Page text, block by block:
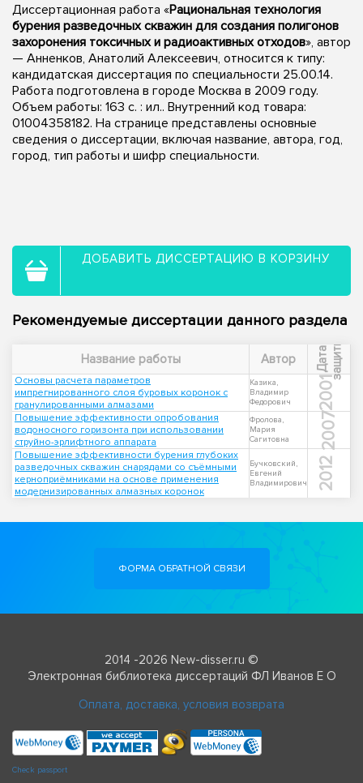
Диссертационная работа «Рациональная технология
бурения разведочных скважин для создания полигонов
захоронения токсичных и радиоактивных отходов», автор
— Анненков, Анатолий Алексеевич, относится к типу:
кандидатская диссертация по специальности 25.00.14.
Работа подготовлена в городе Москва в 2009 году.
Объем работы: 163 с. : ил.. Внутренний код товара:
01004358182. На странице представлены основные
сведения о диссертации, включая название, автора, год,
город, тип работы и шифр специальности.
ДОБАВИТЬ ДИССЕРТАЦИЮ В КОРЗИНУ
Рекомендуемые диссертации данного раздела
Название работы Автор Д
а
т
а
з
а
щ
и
т ы
Основы расчета параметров
импрегнированного слоя буровых коронок с
гранулированными алмазами
Казика,
Владимир
Федорович
2001
Повышение эффективности опробования
водоносного горизонта при использовании
струйно-эрлифтного аппарата
Фролова,
Мария
Сагитовна
2007
Повышение эффективности бурения глубоких
разведочных скважин снарядами со съёмными
керноприёмниками на основе применения
модернизированных алмазных коронок
Бучковский,
Евгений
Владимирович
2012
ФОРМА ОБРАТНОЙ СВЯЗИ
2014 -2026 New-disser.ru ©
Электронная библиотека диссертаций ФЛ Иванов Е О
Оплата, доставка, условия возврата
Check passport